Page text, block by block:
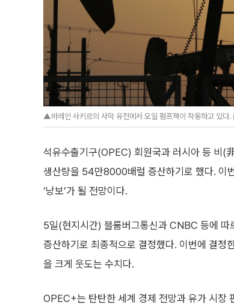
▲바레인 사키르의 사막 유전에서 오일 펌프잭이 작동하고 있다
석유수출기구(OPEC) 회원국과 러시아 등 비(
생산량을 54만8000배럴 증산하기로 했다. 이
‘낭보’가 될 전망이다.
5일(현지시간) 블룸버그통신과 CNBC 등에 따
증산하기로 최종적으로 결정했다. 이번에 결정
을 크게 웃도는 수치다.
OPEC+는 탄탄한 세계 경제 전망과 유가 시장